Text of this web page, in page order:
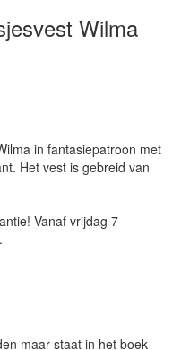
Wilma
in fantasiepatroon met
Het vest is gebreid van
Vanaf vrijdag 7
maar staat in het boek